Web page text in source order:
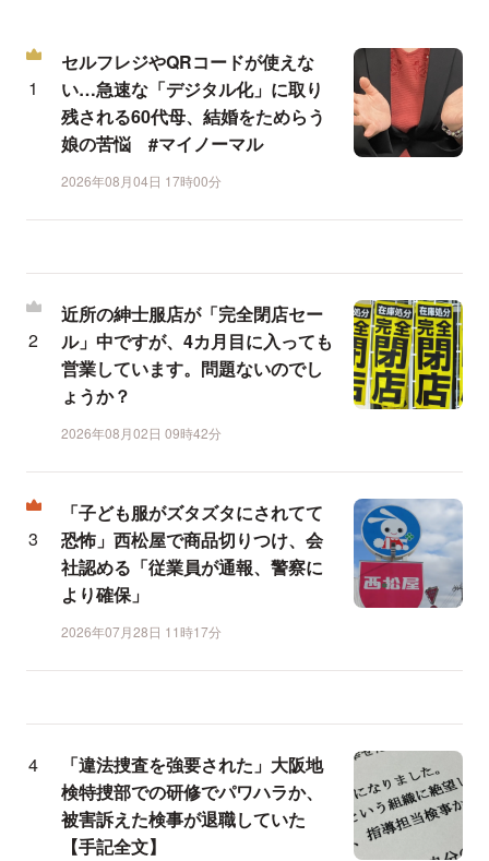
セルフレジやQRコードが使えな
い…急速な「デジタル化」に取り
残される60代母、結婚をためらう
娘の苦悩 #マイノーマル
2026年08月04日 17時00分
近所の紳士服店が「完全閉店セー
ル」中ですが、4カ月目に入っても
営業しています。問題ないのでし
ょうか？
2026年08月02日 09時42分
「子ども服がズタズタにされてて
恐怖」西松屋で商品切りつけ、会
社認める「従業員が通報、警察に
より確保」
2026年07月28日 11時17分
「違法捜査を強要された」大阪地
検特捜部での研修でパワハラか、
被害訴えた検事が退職していた
【手記全文】